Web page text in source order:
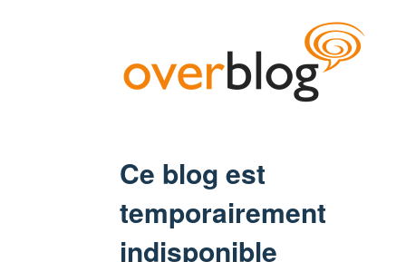
Ce blog est
temporairement
indisponible